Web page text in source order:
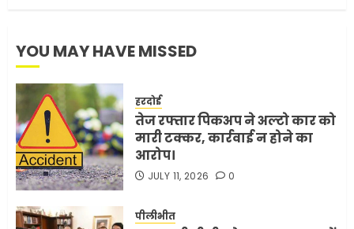
YOU MAY HAVE MISSED
हरदोई
तेज रफ्तार पिकअप ने अल्टो कार को
मारी टक्कर, कार्रवाई न होने का
आरोप।
JULY 11, 2026 0
पीलीभीत